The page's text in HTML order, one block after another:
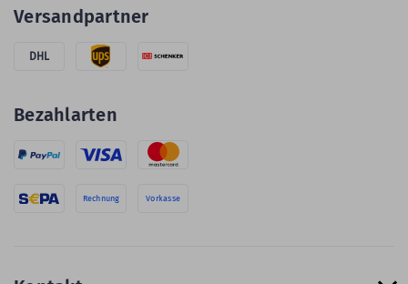
Versandpartner
DHL
Bezahlarten
Rechnung Vorkasse